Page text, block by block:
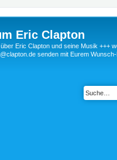
Eric Clapton
Eric Clapton und seine Musik +++
senden mit Eurem